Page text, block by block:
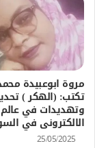
مروة ابوعبيدة
تكتب: (الهكر )
وتهديدات في عالم
الالكترونى في
25/05/2025